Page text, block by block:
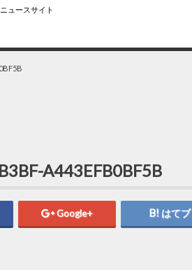
ュースサイト
A443EFB0BF5B
Google+ はてブ